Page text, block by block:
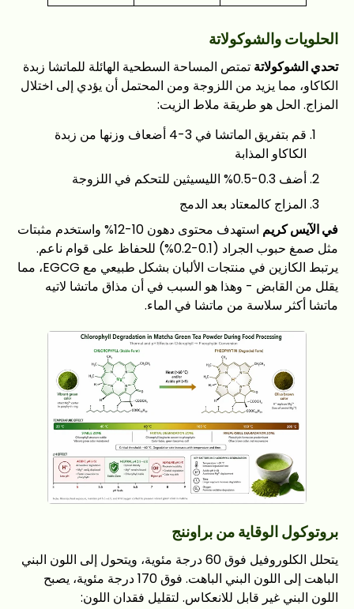
الحلويات والشوكولاتة
تحدي الشوكولاتة تمتص المساحة السطحية الهائلة للماتشا زبدة
الكاكاو، مما يزيد من اللزوجة ومن المحتمل أن يؤدي إلى اختلال
المزاج. الحل هو طريقة ملاط الزيت:
قم بتفريق الماتشا في 3-4 أضعاف وزنها من زبدة
الكاكاو المذابة
أضف 0.3-0.5% الليسيثين للتحكم في اللزوجة
المزاج كالمعتاد بعد الدمج
في الآيس كريم
استهدف محتوى دهون 10-12% واستخدم مثبتات
مثل صمغ حبوب الجراد (0.1-0.2%) للحفاظ على قوام ناعم.
يرتبط الكازين في منتجات الألبان بشكل طبيعي مع EGCG، مما
يقلل من القابض - وهذا هو السبب في أن مذاق ماتشا لاتيه
ماتشا أكثر سلاسة من ماتشا في الماء.
بروتوكول الوقاية من براوننج
يتحلل الكلوروفيل فوق 60 درجة مئوية، ويتحول إلى اللون البني
الباهت إلى اللون البني الباهت. فوق 170 درجة مئوية، يصبح
اللون البني غير قابل للانعكاس. لتقليل فقدان اللون: